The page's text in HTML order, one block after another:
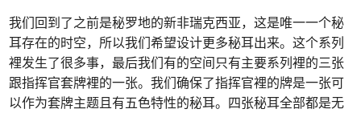
我们回到了之前是秘罗地的新非瑞克西亚，这是唯一一个秘
耳存在的时空，所以我们希望设计更多秘耳出来。这个系列
裡发生了很多事，最后我们有的空间只有主要系列裡的三张
跟指挥官套牌裡的一张。我们确保了指挥官裡的牌是一张可
以作为套牌主题且有五色特性的秘耳。四张秘耳全部都是无